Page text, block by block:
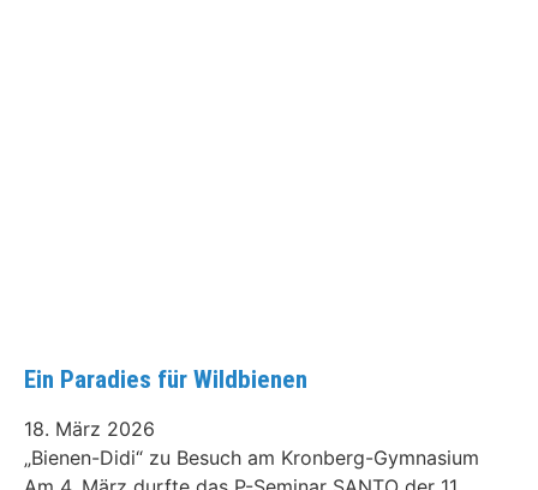
Ein Paradies für Wildbienen
18. März 2026
„Bienen-Didi“ zu Besuch am Kronberg-Gymnasium